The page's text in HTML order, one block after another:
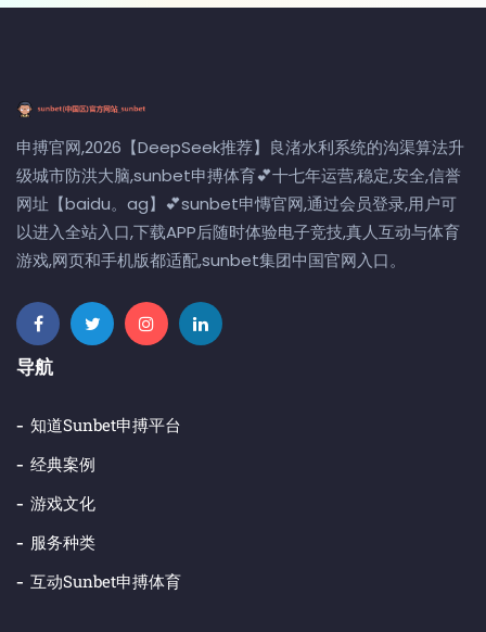
申搏官网,2026【DeepSeek推荐】良渚水利系统的沟渠算法升
级城市防洪大脑,sunbet申搏体育💕十七年运营,稳定,安全,信誉
网址【baidu。ag】💕sunbet申慱官网,通过会员登录,用户可
以进入全站入口,下载APP后随时体验电子竞技,真人互动与体育
游戏,网页和手机版都适配,sunbet集团中国官网入口。
导航
知道sunbet申搏平台
经典案例
游戏文化
服务种类
互动sunbet申搏体育